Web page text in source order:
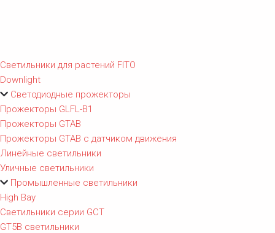
Светильники для растений FITO
Downlight
Светодиодные прожекторы
Прожекторы GLFL-B1
Прожекторы GTAB
Прожекторы GTAB с датчиком движения
Линейные светильники
Уличные светильники
Промышленные светильники
High Bay
Светильники серии GCT
GT5B светильники